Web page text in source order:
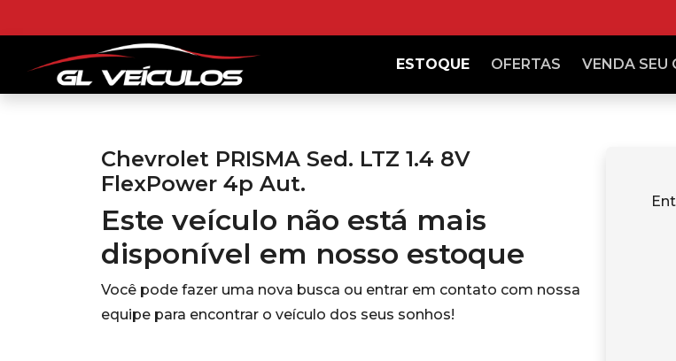
ESTOQUE OFERTAS VENDA SEU
Chevrolet PRISMA Sed. LTZ 1.4 8V
FlexPower 4p Aut.
Este veículo não está mais
disponível em nosso estoque
Você pode fazer uma nova busca ou entrar em contato com nossa
equipe para encontrar o veículo dos seus sonhos!